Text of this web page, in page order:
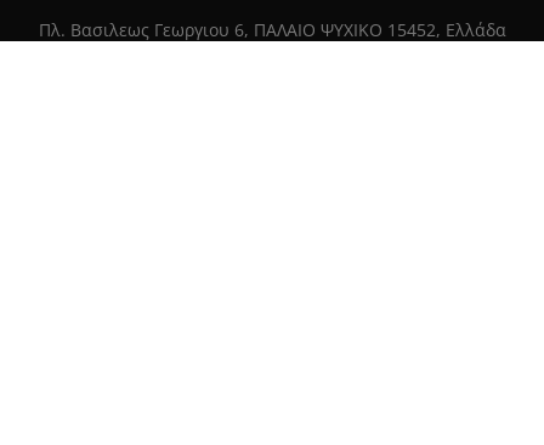
Πλ. Βασιλεως Γεωργιου 6, ΠΑΛΑΙΟ ΨΥΧΙΚΟ 15452, Ελλάδα